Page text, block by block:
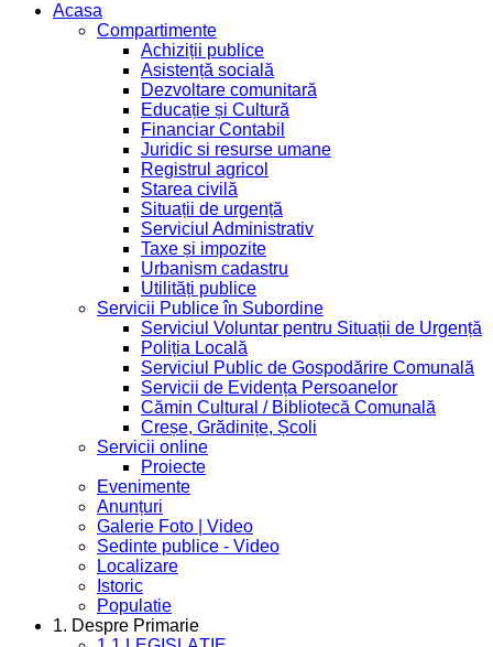
Acasa
Compartimente
Achiziții publice
Asistență socială
Dezvoltare comunitară
Educație și Cultură
Financiar Contabil
Juridic si resurse umane
Registrul agricol
Starea civilă
Situații de urgență
Serviciul Administrativ
Taxe și impozite
Urbanism cadastru
Utilități publice
Servicii Publice în Subordine
Serviciul Voluntar pentru Situații de Urgență
Poliția Locală
Serviciul Public de Gospodărire Comunală
Servicii de Evidența Persoanelor
Cămin Cultural / Bibliotecă Comunală
Creșe, Grădinițe, Școli
Servicii online
Proiecte
Evenimente
Anunțuri
Galerie Foto | Video
Sedinte publice - Video
Localizare
Istoric
Populatie
1. Despre Primarie